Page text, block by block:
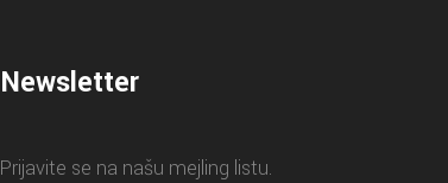
Newsletter
Prijavite se na našu mejling listu.